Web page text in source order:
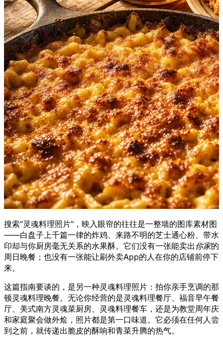
搜索"灵魂料理照片"，映入眼帘的往往是一整墙的图库素材图
——白盘子上千篇一律的炸鸡、来路不明的芝士通心粉、带水
印却与你厨房毫无关系的水果酥。它们没有一张能卖出你家的
周日晚餐；也没有一张能让刷外卖App的人在你的店铺前停下
来。
这篇指南要谈的，是另一种灵魂料理照片：拍你亲手烹调的那
顿灵魂料理晚餐。无论你经营的是灵魂料理餐厅、福音早午餐
厅、美式南方灵魂菜厨房、灵魂料理餐车，还是为教堂周年庆
和家庭聚会做外烩，照片都是第一口味道。它必须在任何人尝
到之前，就传递出脆皮的酥响和青菜升腾的热气。